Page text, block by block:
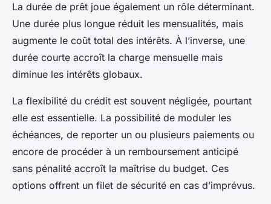
La durée de prêt joue également un rôle déterminant.
Une durée plus longue réduit les mensualités, mais
augmente le coût total des intérêts. À l’inverse, une
durée courte accroît la charge mensuelle mais
diminue les intérêts globaux.
La flexibilité du crédit est souvent négligée, pourtant
elle est essentielle. La possibilité de moduler les
échéances, de reporter un ou plusieurs paiements ou
encore de procéder à un remboursement anticipé
sans pénalité accroît la maîtrise du budget. Ces
options offrent un filet de sécurité en cas d’imprévus.